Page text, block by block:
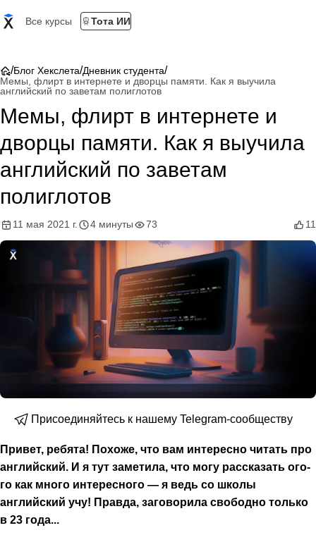
Все курсы Тота ИИ
/Блог Хекслета/Дневник студента/
Мемы, флирт в интернете и дворцы памяти. Как я выучила
английский по заветам полиглотов
Мемы, флирт в интернете и
дворцы памяти. Как я выучила
английский по заветам
полиглотов
11 мая 2021 г. 4 минуты 73 11
Присоединяйтесь к нашему Telegram-сообществу
Привет, ребята! Похоже, что вам интересно читать про
английский. И я тут заметила, что могу рассказать ого-
го как много интересного — я ведь со школы
английский учу! Правда, заговорила свободно только
в 23 года...